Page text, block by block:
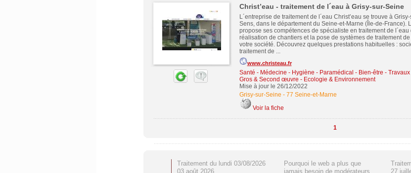
Christ’eau - traitement de l´eau à Grisy-sur-Seine
L´entreprise de traitement de l´eau Christ’eau se trouve à
Sens, dans le département du Seine-et-Marne (Île-de-France).
propose ses compétences de spécialiste en traitement de
réalisation de chantiers et la pose de systèmes de traitement
votre société. Découvrez quelques prestations habituelles :
traitement de ...
www.christeau.fr
Santé - Médecine - Hygiène - Paramédical - Bien-être -
Gros & Second œuvre - Ecologie & Environnement
Mise à jour le 26/12/2022
Grisy-sur-Seine - 77 Seine-et-Marne
Voir la fiche
1
Traitement du lundi 03/08/2026
03 août 2026
Pourquoi le web a plus que
jamais besoin de modérateurs
27